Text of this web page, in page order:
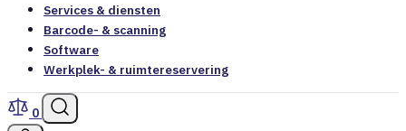
Services & diensten
Barcode- & scanning
Software
Werkplek- & ruimtereservering
0